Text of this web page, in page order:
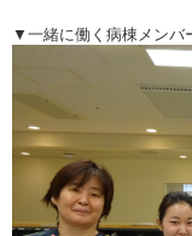
▼一緒に働く病棟メンバ